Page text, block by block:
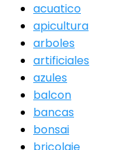
acuatico
apicultura
arboles
artificiales
azules
balcon
bancas
bonsai